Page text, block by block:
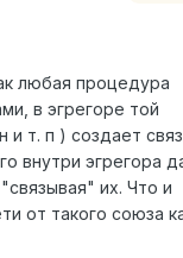
любая процедура
в эгрегоре той
и т. п ) создает
внутри эгрегора
их. Что и
от такого союза